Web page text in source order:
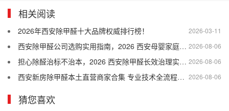
相关阅读
2026-03-11
2026年西安除甲醛十大品牌权威排行榜！
2026-08-06
西安除甲醛公司选购实用指南，2026 西安母婴家庭适配的除甲醛公司盘点
2026-08-06
担心除醛治标不治本，2026 西安除甲醛长效治理实用干货
2026-08-06
西安新房除甲醛本土直营商家合集 专业技术全流程售后口碑优选
猜您喜欢